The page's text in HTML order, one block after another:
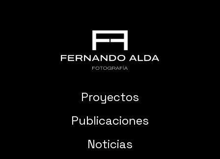
Proyectos
Publicaciones
Noticias